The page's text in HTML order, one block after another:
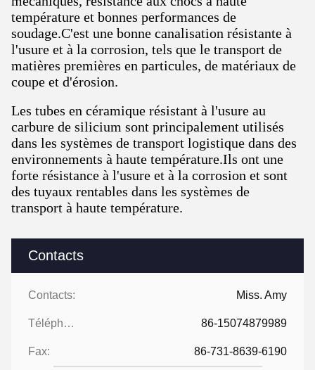
Contacts
Contacts: Miss. Amy
Téléphone: 86-15074879989
Fax: 86-731-8639-6190
température et bonnes performances de
soudage.C'est une bonne canalisation résistante à
l'usure et à la corrosion, tels que le transport de
matières premières en particules, de matériaux de
coupe et d'érosion.
Les tubes en céramique résistant à l'usure au
carbure de silicium sont principalement utilisés
dans les systèmes de transport logistique dans des
environnements à haute température.Ils ont une
forte résistance à l'usure et à la corrosion et sont
des tuyaux rentables dans les systèmes de
transport à haute température.